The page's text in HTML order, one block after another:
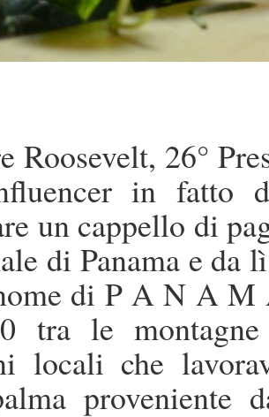
Roosevelt, 26°
in fatto
un cappello di
di Panama e da
di P A N A M
tra le montagne
locali che
proveniente